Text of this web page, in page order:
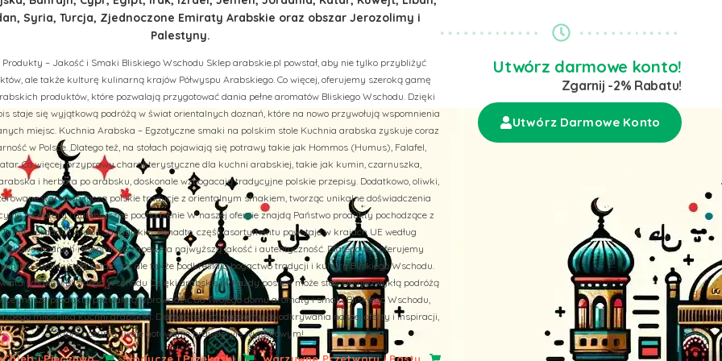
Syria, Turcja, Zjednoczone Emiraty Arabskie oraz obszar Jerozolimy i
Palestyny.
– Jakość i Smaki Bliskiego Wschodu Sklep arabskie.pl powstał, aby nie tylko przybliżyć
ale także kulturę kulinarną krajów Półwyspu Arabskiego. Co więcej, oferujemy szeroką gamę
produktów, które pozwalają przygotować dania pełne aromatów Bliskiego Wschodu. Dzięki
staje się wyjątkową podróżą w świat orientalnych doznań, które na nowo przywołują wspomnienia
miejsc. Kuchnia Arabska – Egzotyczne smaki na polskim stole Kuchnia arabska zyskuje coraz
w Polsce. Dlatego też, na stołach pojawiają się potrawy takie jak Hommos (Humus), Falafel,
Co więcej, przyprawy charakterystyczne dla kuchni arabskiej, takie jak kumin, czarnuszka,
i herbata po arabsku, doskonale wzbogacają tradycyjne polskie przepisy. Dodatkowo, oliwki,
warzywa łączą polskie tradycje z orientalnym smakiem, tworząc unikalne doświadczenia
receptury i autentyczne pochodzenie W naszej ofercie znajdą Państwo produkty pochodzące z
Jordanii i Arabii Saudyjskiej. Ponadto, część asortymentu powstaje w krajach UE według
receptur, co zapewnia najwyższą jakość i autentyczność. Dlatego też, oferujemy
tylko zachwycają smakiem, ale także podkreślają bogactwo tradycji i kultury Bliskiego Wschodu.
smaków Bliskiego Wschodu Dzięki arabskie.pl, każdy posiłek może stać się niezwykłą podróżą
nasze produkty pozwalają wprowadzić do Twojego domu aromaty i smaki Bliskiego Wschodu,
miłośnika kuchni arabskiej. Dlatego też, zapraszamy do odkrywania naszej oferty i inspiracji,
które uczynią Twoje gotowanie prawdziwie wyjątkowym!
Utwórz darmowe konto!
Zgarnij -2% Rabatu!
Utwórz Darmowe Konto